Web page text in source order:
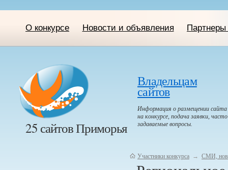
О конкурсе Новости и объявления Партнеры
25 сайтов Приморья
Владельцам
сайтов
Информация о размещении сайта
на конкурсе, подача заявки, часто
задаваемые вопросы.
Участники конкурса → СМИ,